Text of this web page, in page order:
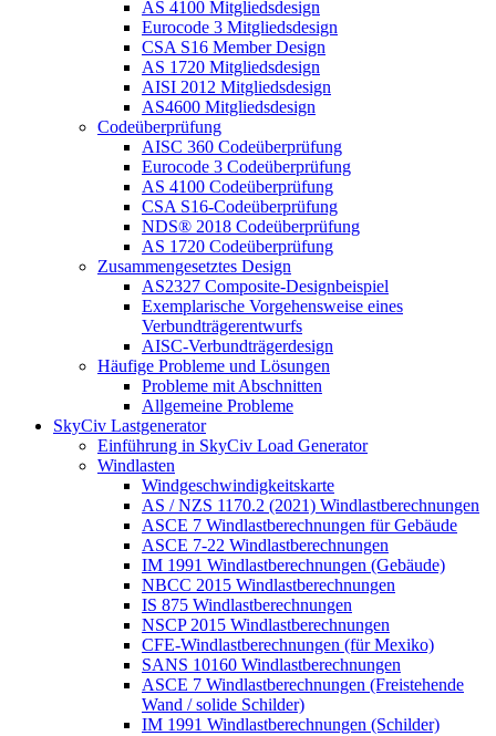
AS 4100 Mitgliedsdesign
Eurocode 3 Mitgliedsdesign
CSA S16 Member Design
AS 1720 Mitgliedsdesign
AISI 2012 Mitgliedsdesign
AS4600 Mitgliedsdesign
Codeüberprüfung
AISC 360 Codeüberprüfung
Eurocode 3 Codeüberprüfung
AS 4100 Codeüberprüfung
CSA S16-Codeüberprüfung
NDS® 2018 Codeüberprüfung
AS 1720 Codeüberprüfung
Zusammengesetztes Design
AS2327 Composite-Designbeispiel
Exemplarische Vorgehensweise eines
Verbundträgerentwurfs
AISC-Verbundträgerdesign
Häufige Probleme und Lösungen
Probleme mit Abschnitten
Allgemeine Probleme
SkyCiv Lastgenerator
Einführung in SkyCiv Load Generator
Windlasten
Windgeschwindigkeitskarte
AS / NZS 1170.2 (2021) Windlastberechnungen
ASCE 7 Windlastberechnungen für Gebäude
ASCE 7-22 Windlastberechnungen
IM 1991 Windlastberechnungen (Gebäude)
NBCC 2015 Windlastberechnungen
IS 875 Windlastberechnungen
NSCP 2015 Windlastberechnungen
CFE-Windlastberechnungen (für Mexiko)
SANS 10160 Windlastberechnungen
ASCE 7 Windlastberechnungen (Freistehende
Wand / solide Schilder)
IM 1991 Windlastberechnungen (Schilder)